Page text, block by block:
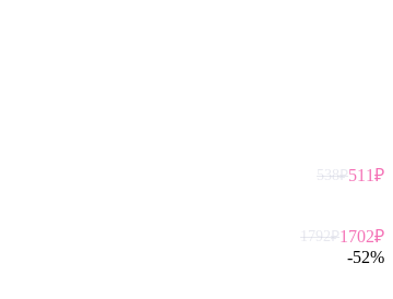
538₽511₽
1792₽1702₽
-52%